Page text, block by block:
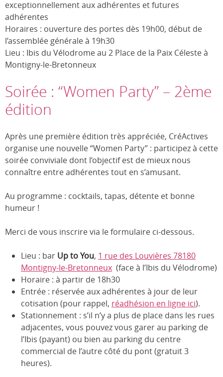
exceptionnellement aux adhérentes et futures
adhérentes
Horaires : ouverture des portes dès 19h00, début de
l’assemblée générale à 19h30
Lieu : Ibis du Vélodrome au 2 Place de la Paix Céleste à
Montigny-le-Bretonneux
Soirée : “Women Party” – 2ème
édition
Après une première édition très appréciée, CréActives
organise une nouvelle “Women Party” : participez à cette
soirée conviviale dont l’objectif est de mieux nous
connaître entre adhérentes tout en s’amusant.
Au programme : cocktails, tapas, détente et bonne
humeur !
Merci de vous inscrire via le formulaire ci-dessous.
Lieu : bar Up to You, 1 rue des Louvières 78180
Montigny-le-Bretonneux (face à l’Ibis du Vélodrome)
Horaire : à partir de 18h30
Entrée : réservée aux adhérentes à jour de leur
cotisation (pour rappel, réadhésion en ligne ici).
Stationnement : s’il n’y a plus de place dans les rues
adjacentes, vous pouvez vous garer au parking de
l’Ibis (payant) ou bien au parking du centre
commercial de l’autre côté du pont (gratuit 3
heures).